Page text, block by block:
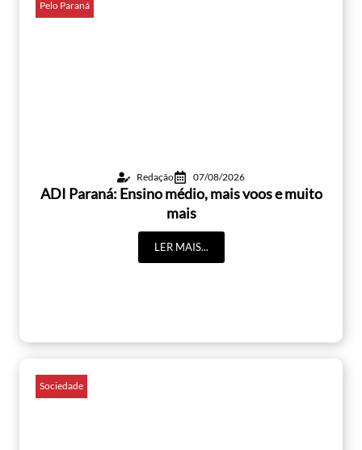
Pelo Paraná
Redação 07/08/2026
ADI Paraná: Ensino médio, mais voos e muito
mais
LER MAIS...
Sociedade